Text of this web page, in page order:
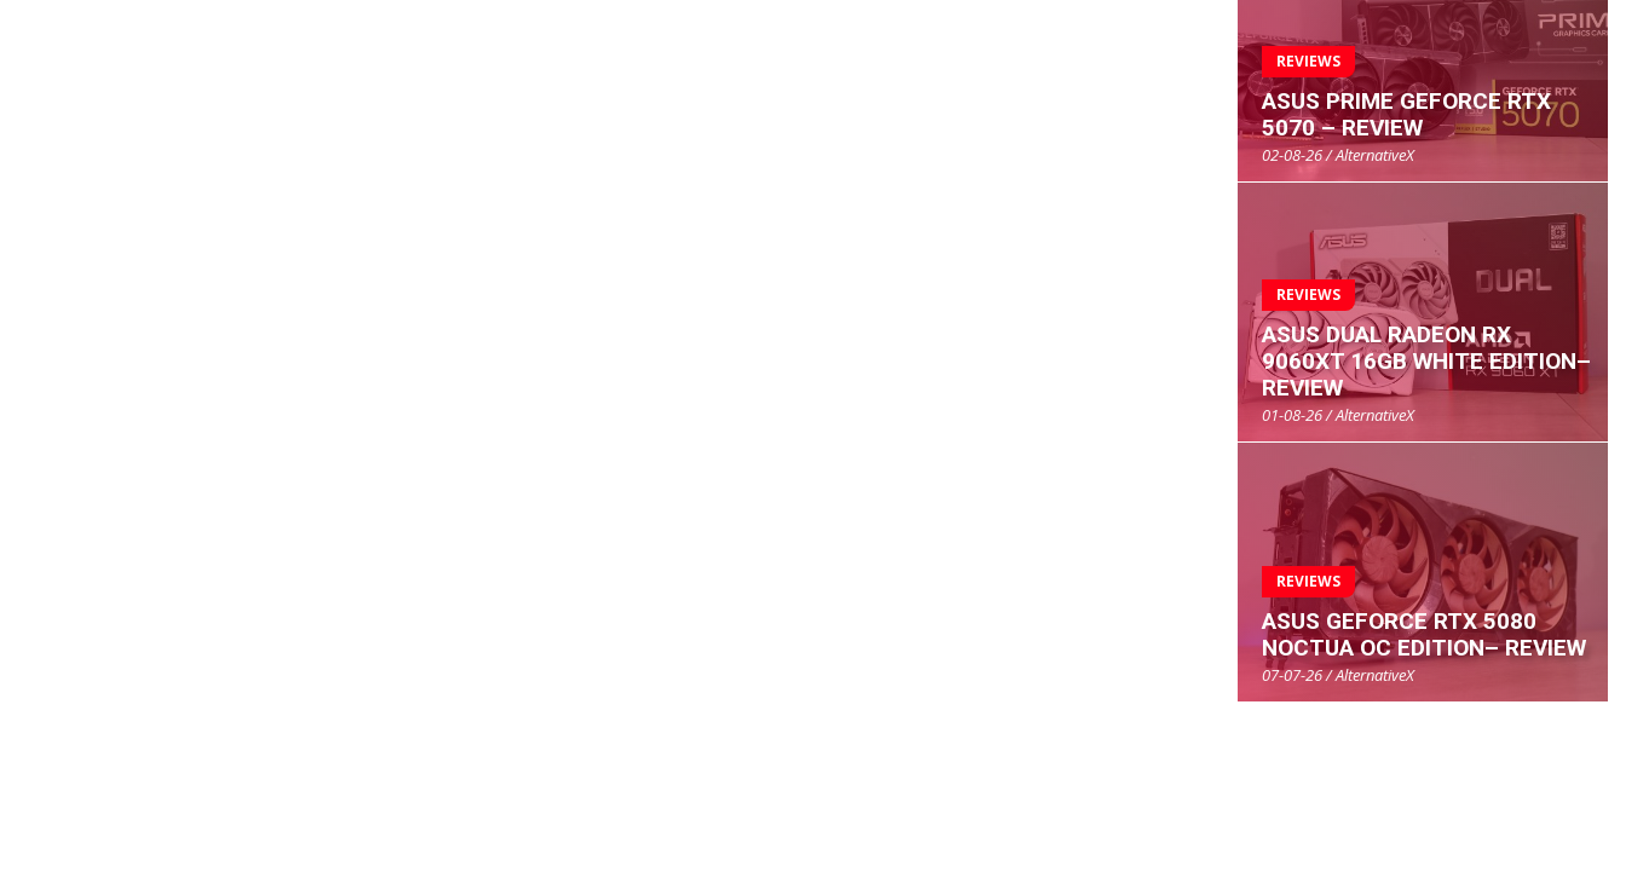
REVIEWS
ASUS PRIME GEFORCE RTX
5070 – REVIEW
02-08-26 / AlternativeX
REVIEWS
ASUS DUAL RADEON RX
9060XT 16GB WHITE EDITION–
REVIEW
01-08-26 / AlternativeX
REVIEWS
ASUS GEFORCE RTX 5080
NOCTUA OC EDITION– REVIEW
07-07-26 / AlternativeX